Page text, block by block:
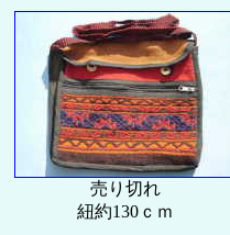
売り切れ
紐約130ｃｍ